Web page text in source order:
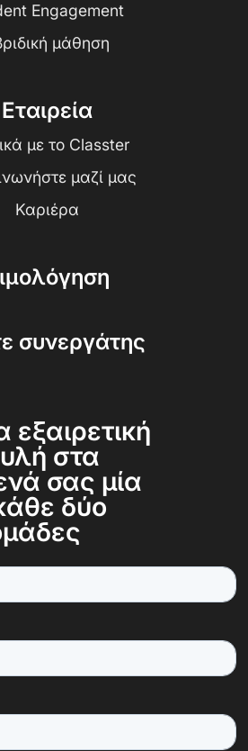
Engagement
μάθηση
Εταιρεία
με το Classter
μαζί μας
Καριέρα
συνεργάτης
εξαιρετική
στα
σας μία
δύο